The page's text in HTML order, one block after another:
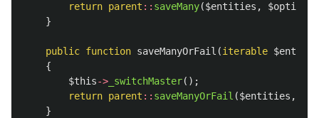
return parent :: saveMany($entities , $options
}
public function saveManyOrFail (iterable
{
$this-> _switchMaster();
return parent :: saveManyOrFail ($entities ,
}